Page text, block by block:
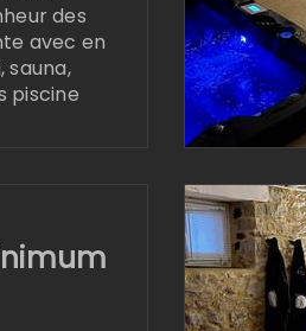
des
avec en
sauna,
piscine